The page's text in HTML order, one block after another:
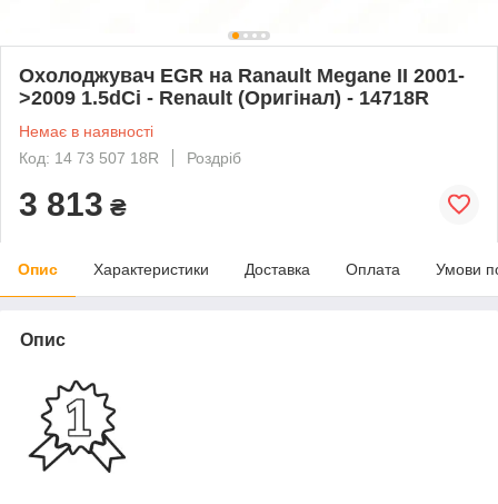
Охолоджувач EGR на Ranault Megane II 2001-
>2009 1.5dCi - Renault (Оригінал) - 14718R
Немає в наявності
Код: 14 73 507 18R
Роздріб
3 813 ₴
Опис Характеристики Доставка Оплата Умови
Опис